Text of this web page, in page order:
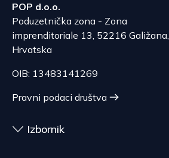
POP d.o.o.
Poduzetnička zona - Zona
imprenditoriale 13, 52216 Galižana,
Hrvatska
OIB: 13483141269
Pravni podaci društva
Izbornik